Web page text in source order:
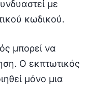
με
κωδικού.
μπορεί να
O εκπτωτικός
μόνο μια